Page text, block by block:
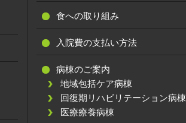
食への取り組み
入院費の支払い方法
病棟のご案内
地域包括ケア病棟
回復期リハビリテーション病棟
医療療養病棟